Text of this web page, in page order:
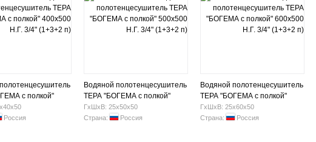
с полкой"
3/4" (1+3+2 п)
Россия
Водяной полотенцесушитель
ТЕРА "БОГЕМА с полкой"
500х500 Н.Г. 3/4" (1+3+2 п)
ГхШхВ: 25х50х50
Страна:
Россия
Водяной полотенцесушитель
ТЕРА "БОГЕМА с полкой"
600х500 Н.Г. 3/4" (1+3+2 п)
ГхШхВ: 25х60х50
Страна:
Россия